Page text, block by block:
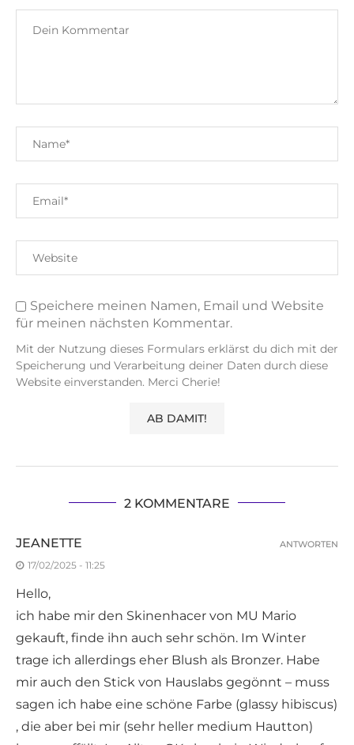
Speichere meinen Namen, Email und Website
für meinen nächsten Kommentar.
Mit der Nutzung dieses Formulars erklärst du dich mit der
Speicherung und Verarbeitung deiner Daten durch diese
Website einverstanden. Merci Cherie!
2 KOMMENTARE
JEANETTE
17/02/2025 - 11:25
Hello,
ich habe mir den Skinenhacer von MU Mario
gekauft, finde ihn auch sehr schön. Im Winter
trage ich allerdings eher Blush als Bronzer. Habe
mir auch den Stick von Hauslabs gegönnt – muss
sagen ich habe eine schöne Farbe (glassy hibiscus)
, die aber bei mir (sehr heller medium Hautton)
ANTWORTEN